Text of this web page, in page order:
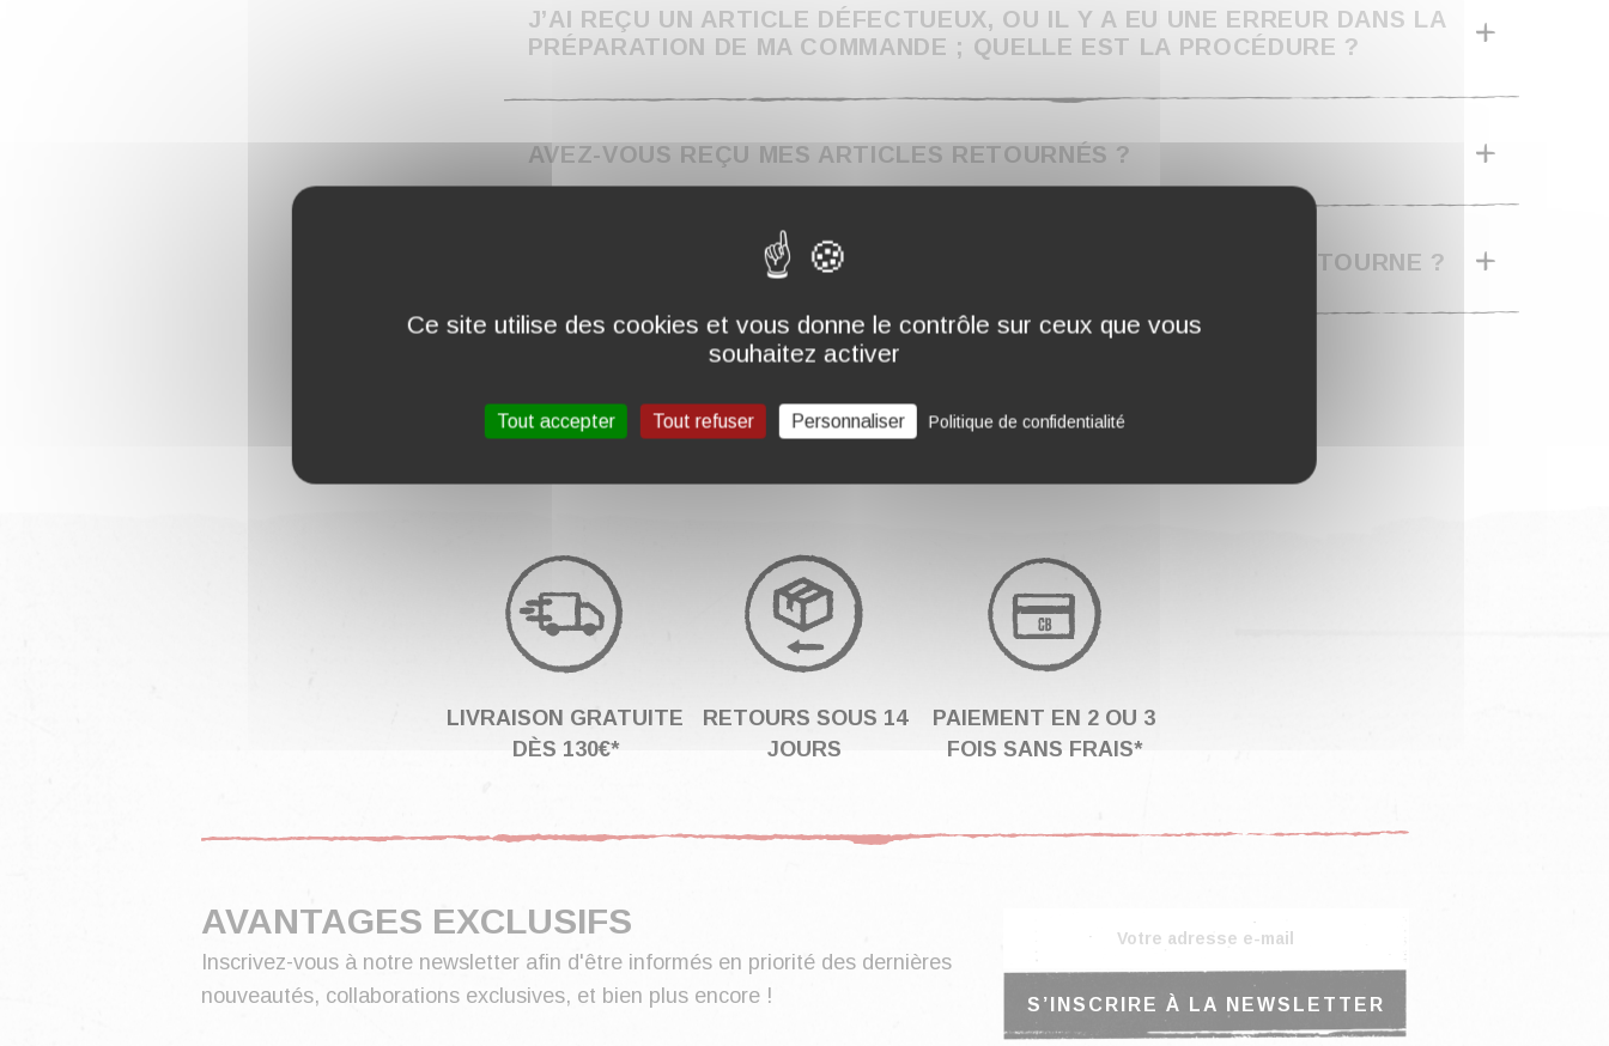
J’AI REÇU UN ARTICLE DÉFECTUEUX, OU IL Y A EU UNE ERREUR DANS LA
PRÉPARATION DE MA COMMANDE ; QUELLE EST LA PROCÉDURE ?
AVEZ-VOUS REÇU MES ARTICLES RETOURNÉS ?
QUAND SERAI-JE REMBOURSÉ POUR LES ARTICLES QUE JE RETOURNE ?
Vous ne trouvez pas de réponse à votre question ?
LIVRAISON GRATUITE
DÈS 130€*
RETOURS SOUS 14
JOURS
PAIEMENT EN 2 OU 3
FOIS SANS FRAIS*
AVANTAGES EXCLUSIFS
Inscrivez-vous à notre newsletter afin d'être informés en priorité des dernières
nouveautés, collaborations exclusives, et bien plus encore !
Ce site utilise des cookies et vous donne le contrôle sur ceux que vous
souhaitez activer
Tout accepter Tout refuser Personnaliser Politique de confidentialité